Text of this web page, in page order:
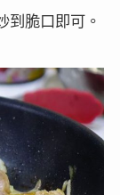
到脆口即可。